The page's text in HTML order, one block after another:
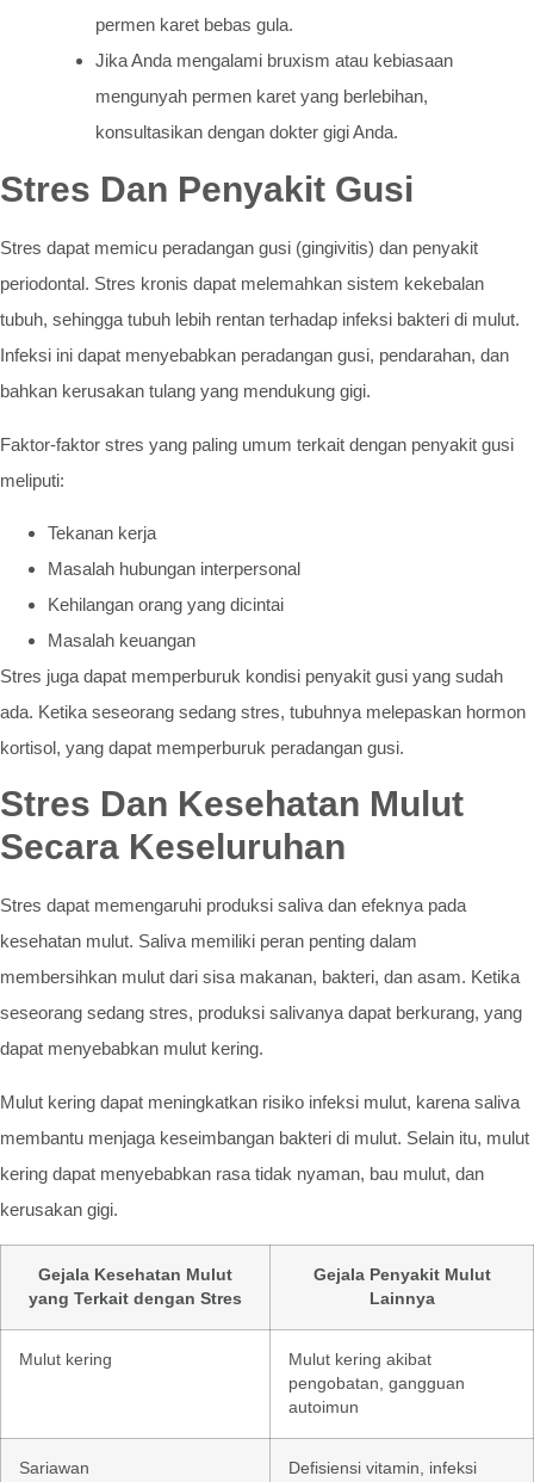
permen karet bebas gula.
Jika Anda mengalami bruxism atau kebiasaan
mengunyah permen karet yang berlebihan,
konsultasikan dengan dokter gigi Anda.
Stres Dan Penyakit Gusi
Stres dapat memicu peradangan gusi (gingivitis) dan penyakit
periodontal. Stres kronis dapat melemahkan sistem kekebalan
tubuh, sehingga tubuh lebih rentan terhadap infeksi bakteri di mulut.
Infeksi ini dapat menyebabkan peradangan gusi, pendarahan, dan
bahkan kerusakan tulang yang mendukung gigi.
Faktor-faktor stres yang paling umum terkait dengan penyakit gusi
meliputi:
Tekanan kerja
Masalah hubungan interpersonal
Kehilangan orang yang dicintai
Masalah keuangan
Stres juga dapat memperburuk kondisi penyakit gusi yang sudah
ada. Ketika seseorang sedang stres, tubuhnya melepaskan hormon
kortisol, yang dapat memperburuk peradangan gusi.
Stres Dan Kesehatan Mulut
Secara Keseluruhan
Stres dapat memengaruhi produksi saliva dan efeknya pada
kesehatan mulut. Saliva memiliki peran penting dalam
membersihkan mulut dari sisa makanan, bakteri, dan asam. Ketika
seseorang sedang stres, produksi salivanya dapat berkurang, yang
dapat menyebabkan mulut kering.
Mulut kering dapat meningkatkan risiko infeksi mulut, karena saliva
membantu menjaga keseimbangan bakteri di mulut. Selain itu, mulut
kering dapat menyebabkan rasa tidak nyaman, bau mulut, dan
kerusakan gigi.
Gejala Kesehatan Mulut
yang Terkait dengan Stres
Gejala Penyakit Mulut
Lainnya
Mulut kering
Mulut kering akibat
pengobatan, gangguan
autoimun
Sariawan
Defisiensi vitamin, infeksi